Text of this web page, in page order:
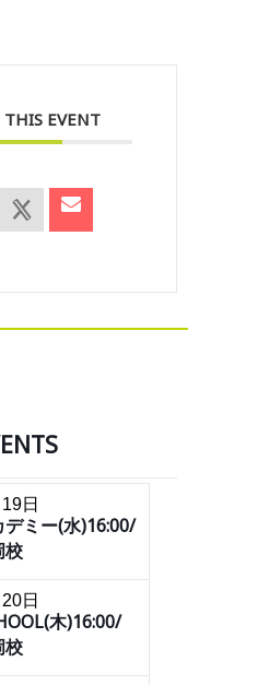
THIS EVENT
日
デミー(水)16:00/
校
日
木)16:00/
校